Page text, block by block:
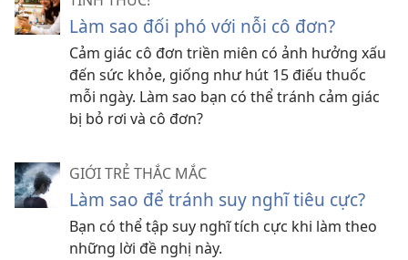
Làm sao đối phó với nỗi cô đơn?
Cảm giác cô đơn triền miên có ảnh hưởng xấu
đến sức khỏe, giống như hút 15 điếu thuốc
mỗi ngày. Làm sao bạn có thể tránh cảm giác
bị bỏ rơi và cô đơn?
GIỚI TRẺ THẮC MẮC
Làm sao để tránh suy nghĩ tiêu cực?
Bạn có thể tập suy nghĩ tích cực khi làm theo
những lời đề nghị này.